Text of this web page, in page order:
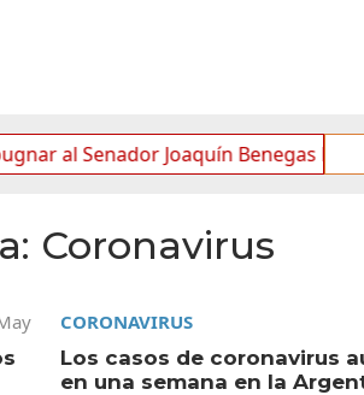
Benegas Lynch por “conflicto
Coronavirus
CORONAVIRUS
Los casos de coronavirus
en una semana en la